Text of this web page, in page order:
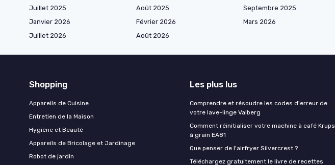
Juillet 2025
Août 2025 Septembre 2025
Janvier 2026
Février 2026 Mars 2026
Juillet 2026
Août 2026
Shopping
Appareils de Cuisine
Entretien de la Maison
Hygiène et Beauté
Appareils de Bricolage et Jardinage
Robot de jardin
Les plus lus
Comprendre et résoudre les codes d'erreur de
votre lave-linge Valberg
Comment réinitialiser votre machine à café Krups
à grain EA81
Que penser de l'airfryer Silvercrest ?
Téléchargez gratuitement le livre de recettes